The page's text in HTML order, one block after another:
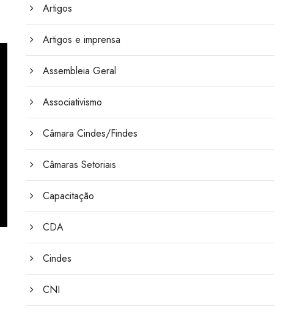
Artigos
Artigos e imprensa
Assembleia Geral
Associativismo
Câmara Cindes/Findes
Câmaras Setoriais
Capacitação
CDA
Cindes
CNI